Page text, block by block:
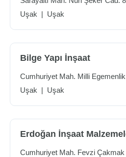
Uşak | Uşak
Bilge Yapı İnşaat
Cumhuriyet Mah. Milli
Uşak | Uşak
Erdoğan İnşaat
Cumhuriyet Mah. Fevzi Çakmak